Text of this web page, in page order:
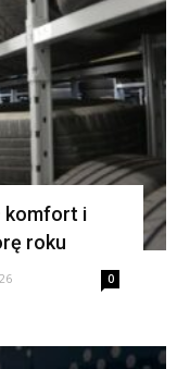
komfort i
roku
0